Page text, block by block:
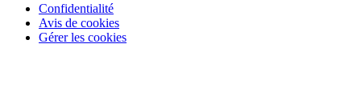
Confidentialité
Avis de cookies
Gérer les cookies